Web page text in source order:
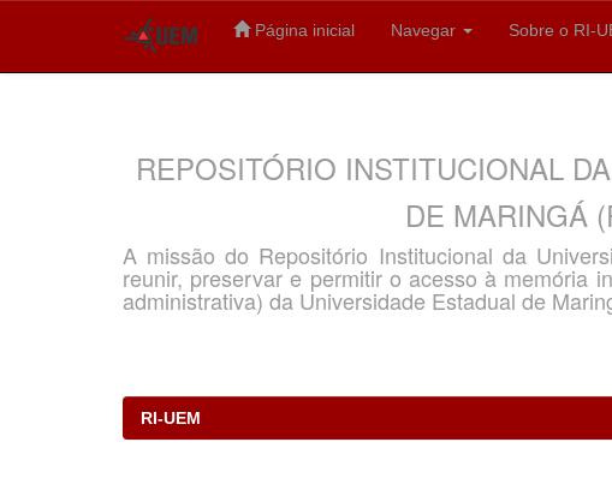
Página inicial Navegar Sobre o RI-
REPOSITÓRIO INSTITUCIONAL
DE MARINGÁ
A missão do Repositório Institucional da
reunir, preservar e permitir o acesso à memória
administrativa) da Universidade Estadual de
RI-UEM